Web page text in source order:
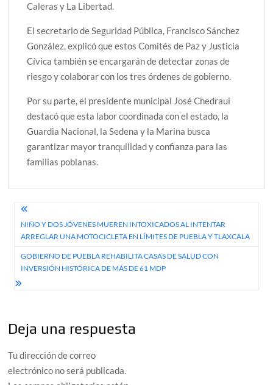
Caleras y La Libertad.
El secretario de Seguridad Pública, Francisco Sánchez
González, explicó que estos Comités de Paz y Justicia
Cívica también se encargarán de detectar zonas de
riesgo y colaborar con los tres órdenes de gobierno.
Por su parte, el presidente municipal José Chedraui
destacó que esta labor coordinada con el estado, la
Guardia Nacional, la Sedena y la Marina busca
garantizar mayor tranquilidad y confianza para las
familias poblanas.
Navegación
de
entradas
NIÑO Y DOS JÓVENES MUEREN INTOXICADOS AL INTENTAR
ARREGLAR UNA MOTOCICLETA EN LÍMITES DE PUEBLA Y TLAXCALA
GOBIERNO DE PUEBLA REHABILITA CASAS DE SALUD CON
INVERSIÓN HISTÓRICA DE MÁS DE 61 MDP
Deja una respuesta
Tu dirección de correo
electrónico no será publicada.